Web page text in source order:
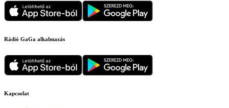
Rádió GaGa alkalmazás
Kapcsolat